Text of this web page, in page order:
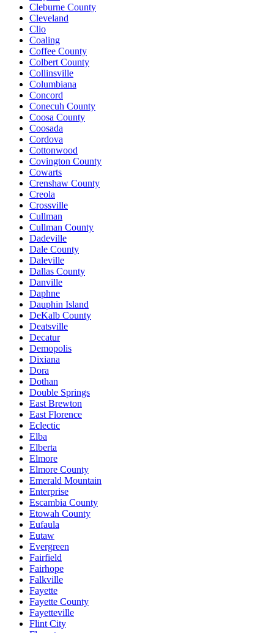
Cleburne County
Cleveland
Clio
Coaling
Coffee County
Colbert County
Collinsville
Columbiana
Concord
Conecuh County
Coosa County
Coosada
Cordova
Cottonwood
Covington County
Cowarts
Crenshaw County
Creola
Crossville
Cullman
Cullman County
Dadeville
Dale County
Daleville
Dallas County
Danville
Daphne
Dauphin Island
DeKalb County
Deatsville
Decatur
Demopolis
Dixiana
Dora
Dothan
Double Springs
East Brewton
East Florence
Eclectic
Elba
Elberta
Elmore
Elmore County
Emerald Mountain
Enterprise
Escambia County
Etowah County
Eufaula
Eutaw
Evergreen
Fairfield
Fairhope
Falkville
Fayette
Fayette County
Fayetteville
Flint City